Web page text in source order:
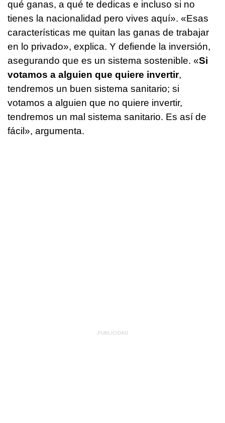
qué ganas, a qué te dedicas e incluso si no
tienes la nacionalidad pero vives aquí». «Esas
características me quitan las ganas de trabajar
en lo privado», explica. Y defiende la inversión,
asegurando que es un sistema sostenible. «Si
votamos a alguien que quiere invertir,
tendremos un buen sistema sanitario; si
votamos a alguien que no quiere invertir,
tendremos un mal sistema sanitario. Es así de
fácil», argumenta.